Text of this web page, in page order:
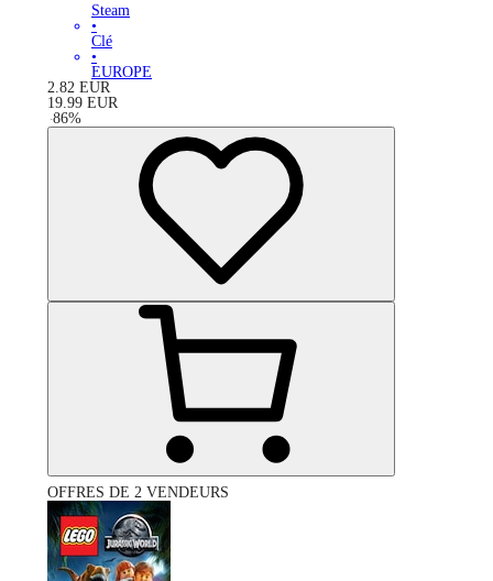
Steam
•
Clé
•
EUROPE
2.82 EUR
19.99 EUR
-86%
OFFRES DE 2 VENDEURS